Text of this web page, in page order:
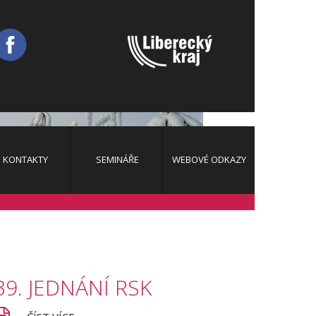
KONTAKTY SEMINÁŘE
2024
2023
WEBOVÉ ODKAZY
JEDNÁNÍ RSK